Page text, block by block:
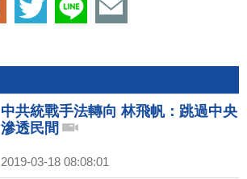
中共統戰手法轉向 林飛帆：跳過中央
滲透民間
2019-03-18 08:08:01